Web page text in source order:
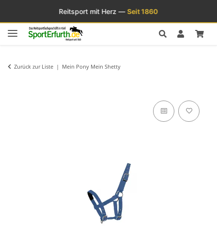
Reitsport mit Herz — Seit 1860
Zurück zur Liste Mein Pony Mein Shetty